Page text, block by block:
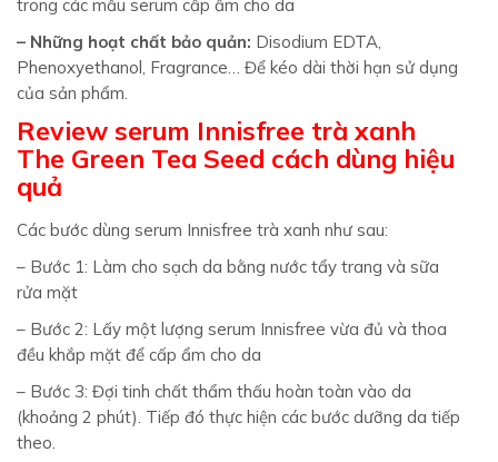
trong các mẫu serum cấp ẩm cho da
– Những hoạt chất bảo quản: Disodium EDTA,
Phenoxyethanol, Fragrance… Để kéo dài thời hạn sử dụng
của sản phẩm.
Review serum Innisfree trà xanh
The Green Tea Seed cách dùng hiệu
quả
Các bước dùng serum Innisfree trà xanh như sau:
– Bước 1: Làm cho sạch da bằng nước tẩy trang và sữa
rửa mặt
– Bước 2: Lấy một lượng serum Innisfree vừa đủ và thoa
đều khắp mặt để cấp ẩm cho da
– Bước 3: Đợi tinh chất thẩm thấu hoàn toàn vào da
(khoảng 2 phút). Tiếp đó thực hiện các bước dưỡng da tiếp
theo.